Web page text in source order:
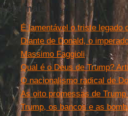
Leia mais
É lamentável o triste legado
Diante de Donald, o
Massimo Faggioli
Qual é o Deus de Trump?
O nacionalismo radical de
As oito promessas de
Trump, os bancos e as